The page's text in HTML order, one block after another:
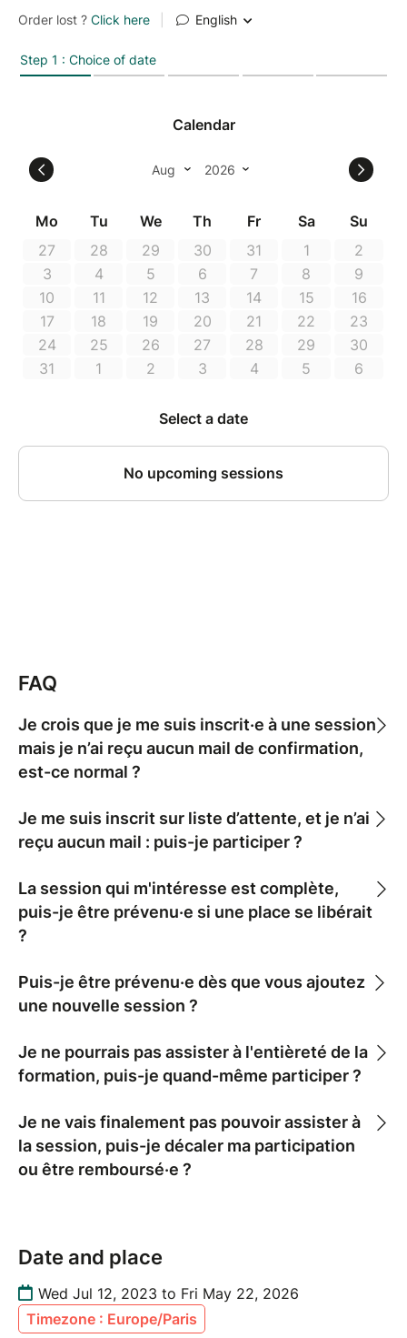
FAQ
Je crois que je me suis inscrit·e à une session
mais je n’ai reçu aucun mail de confirmation,
est-ce normal ?
Je me suis inscrit sur liste d’attente, et je n’ai
reçu aucun mail : puis-je participer ?
La session qui m'intéresse est complète,
puis-je être prévenu·e si une place se libérait
?
Puis-je être prévenu·e dès que vous ajoutez
une nouvelle session ?
Je ne pourrais pas assister à l'entièreté de la
formation, puis-je quand-même participer ?
Je ne vais finalement pas pouvoir assister à
la session, puis-je décaler ma participation
ou être remboursé·e ?
Date and place
Wed Jul 12, 2023 to Fri May 22, 2026
Timezone : Europe/Paris